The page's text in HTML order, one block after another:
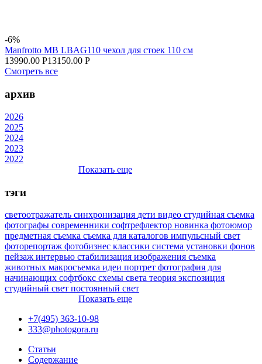
-6%
Manfrotto MB LBAG110 чехол для стоек 110 см
13990.00 Р13150.00 Р
Смотреть все
архив
2026
2025
2024
2023
2022
Показать еще
тэги
светоотражатель синхронизация дети видео студийная съемка
фотографы современники софтрефлектор новинка фотоюмор
предметная съемка съемка для каталогов импульсный свет
фоторепортаж фотобизнес классики система установки фонов
пейзаж интервью стабилизация изображения съемка
животных макросъемка идеи портрет фотография для
начинающих софтбокс схемы света теория экспозиция
студийный свет постоянный свет
Показать еще
+7(495) 363-10-98
333@photogora.ru
Статьи
Содержание